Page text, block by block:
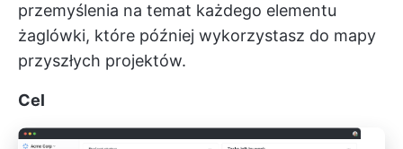
przemyślenia na temat każdego elementu
żaglówki, które później wykorzystasz do mapy
przyszłych projektów.
Cel